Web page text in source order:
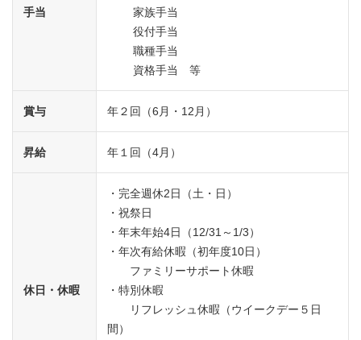
手当
家族手当
役付手当
職種手当
資格手当 等
賞与 年２回（6月・12月）
昇給 年１回（4月）
休日・休暇
・完全週休2日（土・日）
・祝祭日
・年末年始4日（12/31～1/3）
・年次有給休暇（初年度10日）
ファミリーサポート休暇
・特別休暇
リフレッシュ休暇（ウイークデー５日
間）